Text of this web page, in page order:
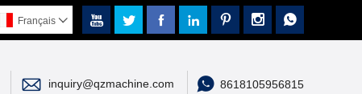
      
Français 
 inquiry@qzmachine.com  8618105956815